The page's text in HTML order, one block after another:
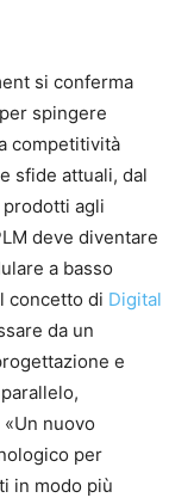
si conferma
spingere
competitività
sfide attuali, dal
agli
deve diventare
a basso
concetto di Digital
da un
e
nuovo
per
in modo più